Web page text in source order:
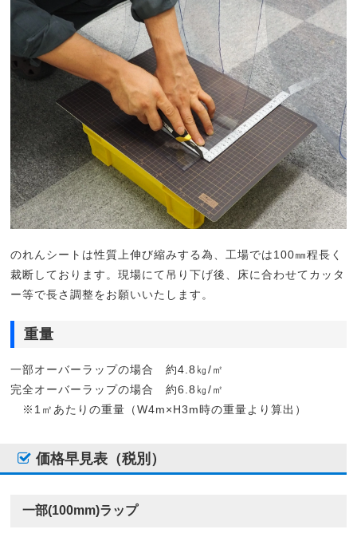
のれんシートは性質上伸び縮みする為、工場では100㎜程長く
裁断しております。現場にて吊り下げ後、床に合わせてカッタ
ー等で長さ調整をお願いいたします。
重量
一部オーバーラップの場合 約4.8㎏/㎡
完全オーバーラップの場合 約6.8㎏/㎡
※1㎡あたりの重量（W4m×H3m時の重量より算出）
価格早見表（税別）
一部(100mm)ラップ